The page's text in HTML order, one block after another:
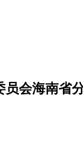
会海南省